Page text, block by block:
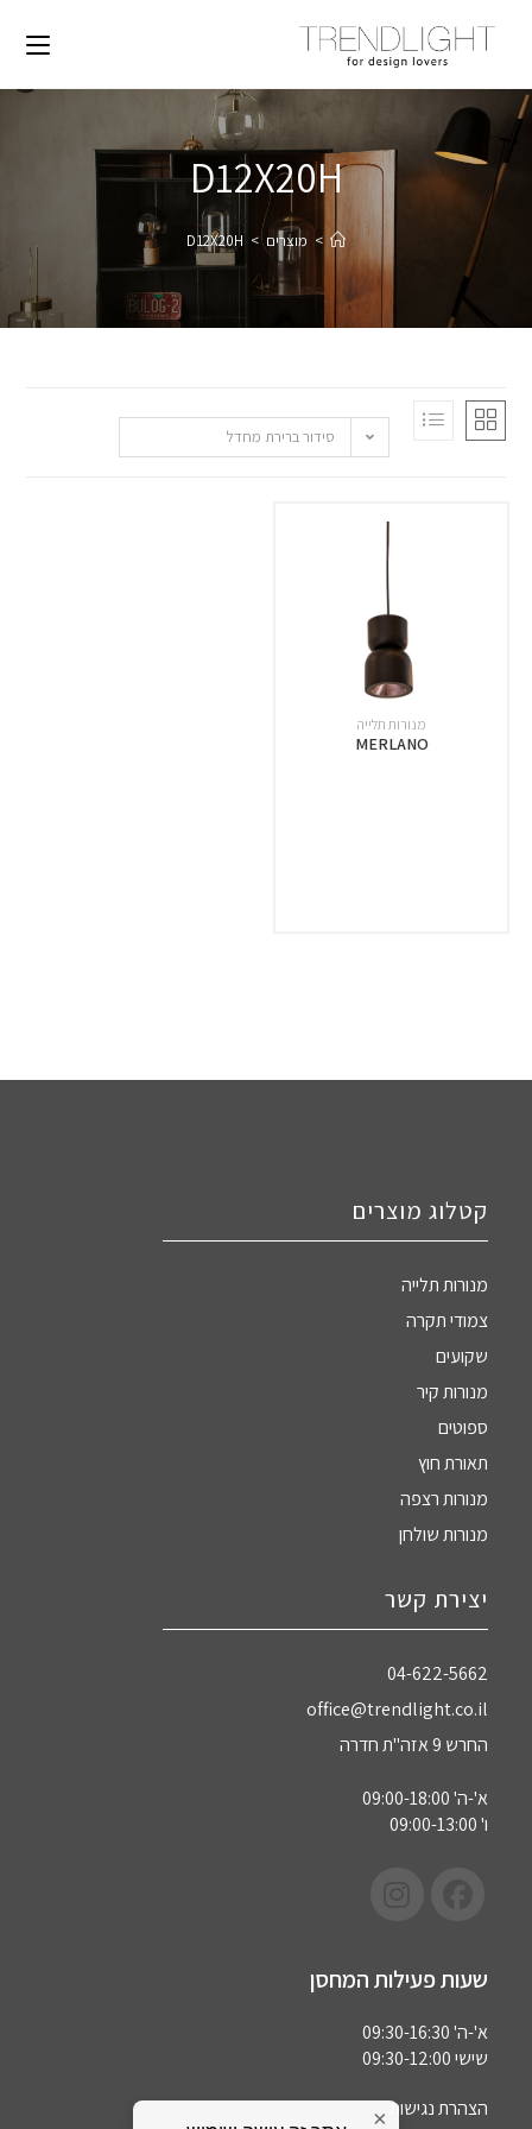
D12X20H
> מוצרים >
D12X20H
סידור ברירת מחדל
מנורות תלייה
MERLANO
קטלוג מוצרים
מנורות תלייה
צמודי תקרה
שקועים
מנורות קיר
ספוטים
תאורת חוץ
מנורות רצפה
מנורות שולחן
יצירת קשר
04-622-5662‏
office@trendlight.co.il
החרש 9 אזה"ת חדרה
א'-ה' 09:00-18:00
ו' 09:00-13:00
שעות פעילות המחסן
א'-ה' 09:30-16:30
שישי 09:30-12:00
הצהרת נגישות×